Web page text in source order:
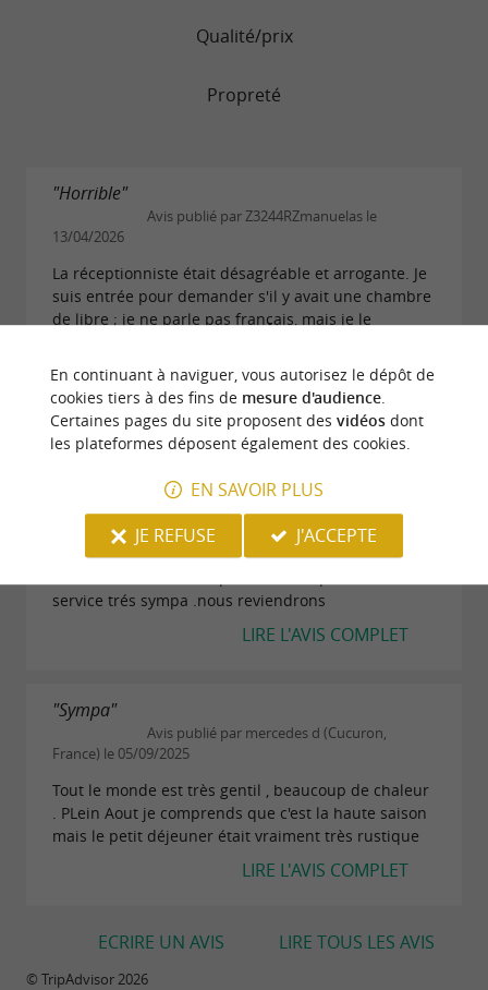
Qualité/prix
Propreté
"Horrible"
Avis publié par Z3244RZmanuelas le
13/04/2026
La réceptionniste était désagréable et arrogante. Je
suis entrée pour demander s'il y avait une chambre
de libre ; je ne parle pas français, mais je le
LIRE L'AVIS COMPLET
"BRAVO"
sur-Marne, France) le 19/10/2025
trés belle experience 2 tetes de veau ,rillette de
saumon offerte avec l apéro .fromage café boisson
service trés sympa .nous reviendrons
LIRE L'AVIS COMPLET
"Sympa"
Avis publié par mercedes d (Cucuron,
France) le 05/09/2025
Tout le monde est très gentil , beaucoup de chaleur
. PLein Aout je comprends que c'est la haute saison
mais le petit déjeuner était vraiment très rustique
LIRE L'AVIS COMPLET
LIRE TOUS LES AVIS
ECRIRE UN AVIS
© TripAdvisor 2026
En continuant à naviguer, vous autorisez le dépôt de
cookies tiers à des fins de mesure d'audience.
Certaines pages du site proposent des vidéosdont
les plateformes déposent également des cookies.
EN SAVOIR PLUS
JE REFUSE
J'ACCEPTE